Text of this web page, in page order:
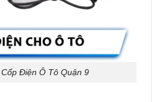
Điện Ô Tô Quận 9